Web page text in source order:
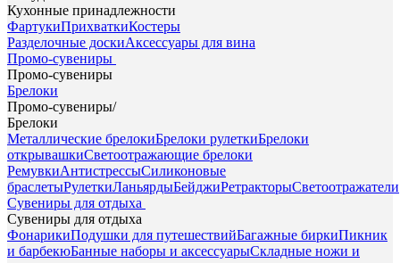
Кухонные принадлежности
ФартукиПрихваткиКостеры
Разделочные доскиАксессуары для вина
Промо-сувениры
Промо-сувениры
Брелоки
Промо-сувениры/
Брелоки
Металлические брелокиБрелоки рулеткиБрелоки
открывашкиСветоотражающие брелоки
РемувкиАнтистрессыСиликоновые
браслетыРулеткиЛаньярдыБейджиРетракторыСветоотражатели
Сувениры для отдыха
Сувениры для отдыха
ФонарикиПодушки для путешествийБагажные биркиПикник
и барбекюБанные наборы и аксессуарыСкладные ножи и